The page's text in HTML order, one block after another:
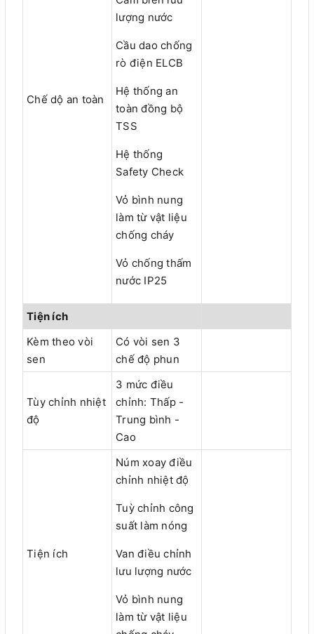
Chế dộ an toàn
lượng nước
Cầu dao chống
rò điện ELCB
Hệ thống an
toàn đồng bộ
TSS
Hệ thống
Safety Check
Vỏ bình nung
làm từ vật liệu
chống cháy
Vỏ chống thấm
nước IP25
Tiện ích
Kèm theo vòi
sen
Có vòi sen 3
chế độ phun
Tùy chỉnh nhiệt
độ
3 mức điều
chỉnh: Thấp -
Trung bình -
Cao
Tiện ích
Núm xoay điều
chỉnh nhiệt độ
Tuỳ chỉnh công
suất làm nóng
Van điều chỉnh
lưu lượng nước
Vỏ bình nung
làm từ vật liệu